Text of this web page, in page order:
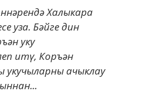
Халыкара
уза. Бәйге дин
уку
итү, Коръән
укучыларны ачыклау